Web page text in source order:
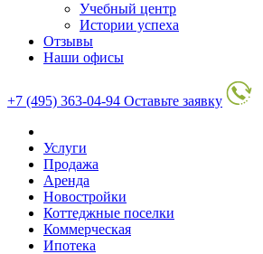
Учебный центр
Истории успеха
Отзывы
Наши офисы
+7 (495) 363-04-94 Оставьте заявку
Услуги
Продажа
Аренда
Новостройки
Коттеджные поселки
Коммерческая
Ипотека